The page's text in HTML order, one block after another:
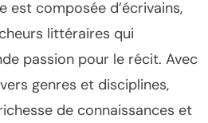
est composée d’écrivains,
littéraires qui
passion pour le récit. Avec
genres et disciplines,
de connaissances et